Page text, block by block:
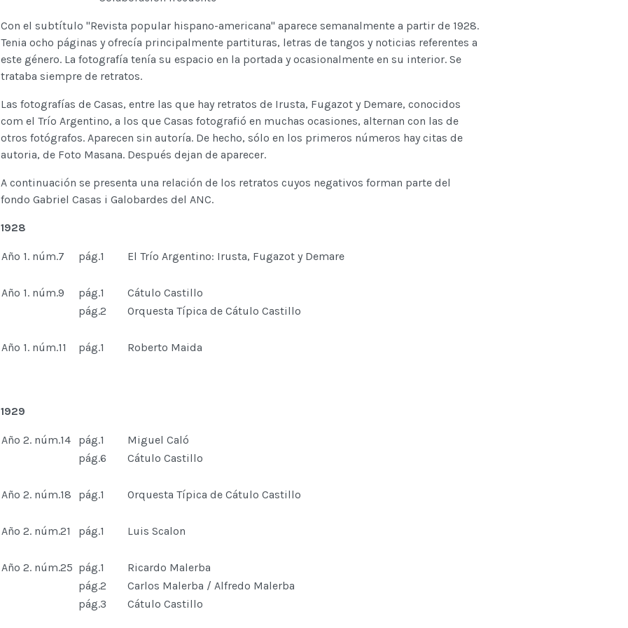
Con el subtítulo "Revista popular hispano-americana" aparece semanalmente a partir de 1928.
Tenia ocho páginas y ofrecía principalmente partituras, letras de tangos y noticias referentes a
este género. La fotografía tenía su espacio en la portada y ocasionalmente en su interior. Se
trataba siempre de retratos.
Las fotografías de Casas, entre las que hay retratos de Irusta, Fugazot y Demare, conocidos
com el Trío Argentino, a los que Casas fotografió en muchas ocasiones, alternan con las de
otros fotógrafos. Aparecen sin autoría. De hecho, sólo en los primeros números hay citas de
autoria, de Foto Masana. Después dejan de aparecer.
A continuación se presenta una relación de los retratos cuyos negativos forman parte del
fondo Gabriel Casas i Galobardes del ANC.
1928
Año 1. núm.7 pág.1 El Trío Argentino: Irusta, Fugazot y Demare
Año 1. núm.9 pág.1
Cátulo Castillo
pág.2
Orquesta Típica de Cátulo Castillo
Año 1. núm.11 pág.1 Roberto Maida
1929
Año 2. núm.14 pág.1
Miguel Caló
pág.6
Cátulo Castillo
Año 2. núm.18 pág.1 Orquesta Típica de Cátulo Castillo
Año 2. núm.21 pág.1 Luis Scalon
Año 2. núm.25 pág.1
Ricardo Malerba
pág.2
Carlos Malerba / Alfredo Malerba
pág.3
Cátulo Castillo